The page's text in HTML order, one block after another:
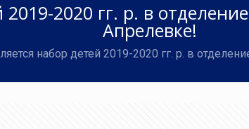
2020 гг. р. в
Апрелевке!
набор детей 2019-2020 гг. р. в